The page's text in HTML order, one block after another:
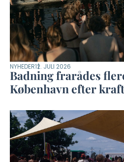
NYHEDER12. JULI 2026
Badning frarådes
København efter